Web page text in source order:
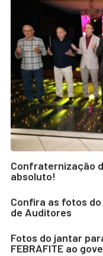
Confraternização
absoluto!
Confira as fotos
de Auditores
Fotos do jantar
FEBRAFITE ao